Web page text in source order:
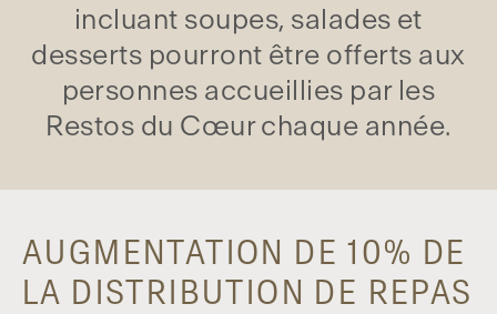
incluant soupes, salades et
desserts pourront être offerts aux
personnes accueillies par les
Restos du Cœur chaque année.
AUGMENTATION DE 10% DE
LA DISTRIBUTION DE REPAS